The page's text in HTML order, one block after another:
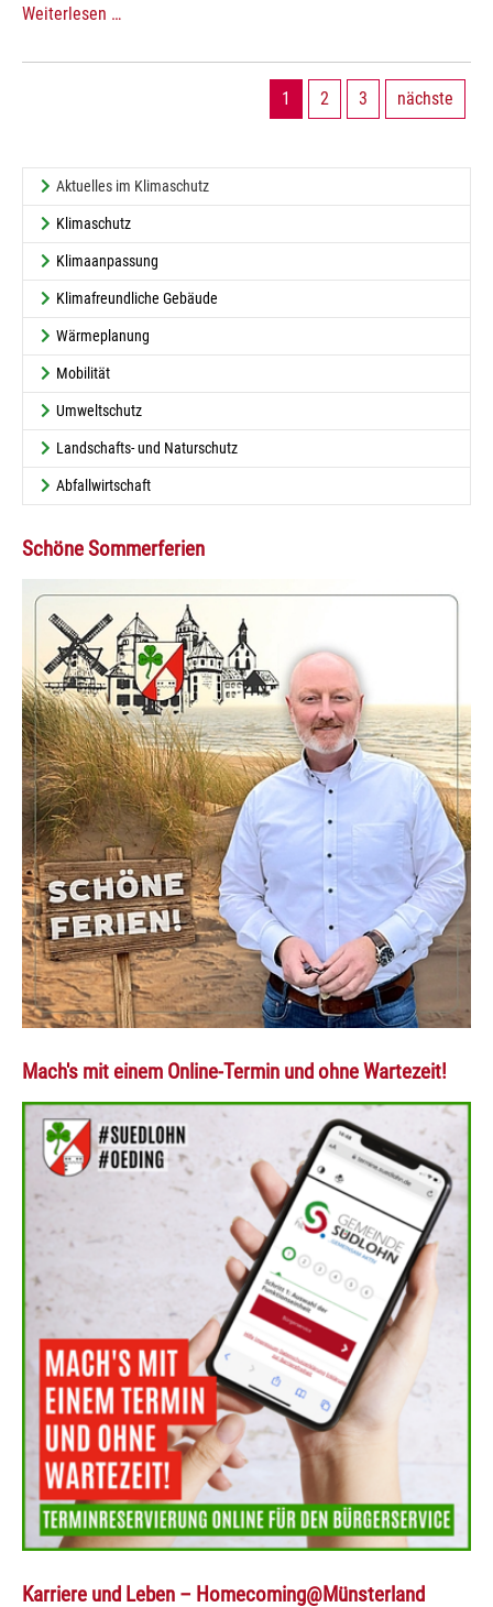
Weiterlesen …
1 2 3 nächste
Aktuelles im Klimaschutz(current)
Klimaschutz
Klimaanpassung
Klimafreundliche Gebäude
Wärmeplanung
Mobilität
Umweltschutz
Landschafts- und Naturschutz
Abfallwirtschaft
Schöne Sommerferien
Mach's mit einem Online-Termin und ohne Wartezeit!
Karriere und Leben – Homecoming@Münsterland